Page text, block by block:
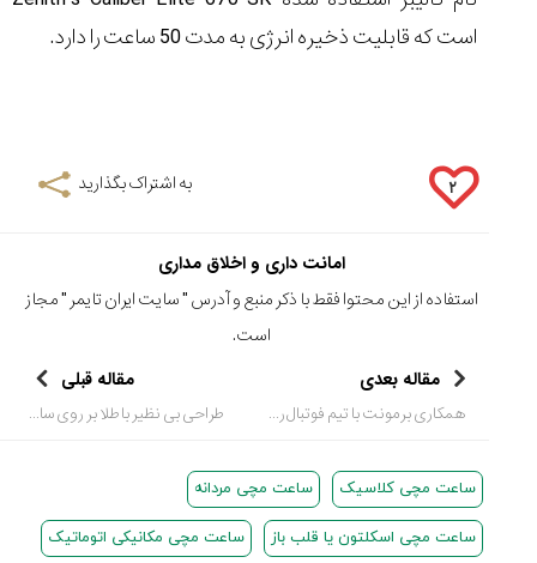
است که قابلیت ذخیره انرژی به مدت 50 ساعت را دارد.
۲ به اشتراک بگذارید
امانت داری و اخلاق مداری
استفاده از این محتوا فقط با ذکر منبع و آدرس "سایت ایران تایمر " مجاز
است.
مقاله بعدی
همکاری برمونت با تیم فوتبال راگبی انگلستان برای ساخت ساعت مچی
مقاله قبلی
طراحی بی نظیر با طلا بر روی ساعت مچی مردانه لوکس
ساعت مچی کلاسیک ساعت مچی مردانه
ساعت مچی اسکلتون یا قلب باز ساعت مچی مکانیکی اتوماتیک